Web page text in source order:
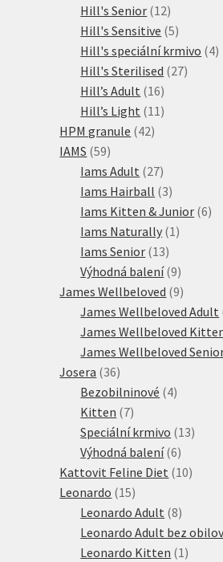
Hill's Senior 1212
produktů
Hill's Sensitive 55
produktů
Hill's speciální krmivo 44
Hill's Sterilised 2727
Hill’s Adult 1616
produktů
Hill’s Light 11 11
HPM granule 4242
IAMS 5959
produktů
Iams Adult 2727
produktů
Iams Hairball 33
produkty
Iams Kitten & Junior 66
Iams Naturally 1 1
Iams Senior 1313
produktů
Výhodná balení 99
produktů
James Wellbeloved 99
James Wellbeloved Adult
James Wellbeloved
James Wellbeloved
Josera 3636
produktů
Bezobilninové 44
Kitten 77
produktů
Speciální krmivo 1313
Výhodná balení 66
produktů
Kattovit Feline Diet 1010
Leonardo 1515
produktů
Leonardo Adult 88
Leonardo Adult bez
Leonardo Kitten 1 1